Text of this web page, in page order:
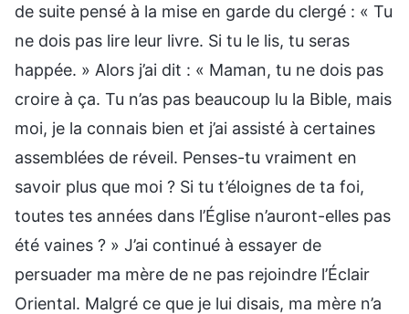
de suite pensé à la mise en garde du clergé : « Tu
ne dois pas lire leur livre. Si tu le lis, tu seras
happée. » Alors j’ai dit : « Maman, tu ne dois pas
croire à ça. Tu n’as pas beaucoup lu la Bible, mais
moi, je la connais bien et j’ai assisté à certaines
assemblées de réveil. Penses-tu vraiment en
savoir plus que moi ? Si tu t’éloignes de ta foi,
toutes tes années dans l’Église n’auront-elles pas
été vaines ? » J’ai continué à essayer de
persuader ma mère de ne pas rejoindre l’Éclair
Oriental. Malgré ce que je lui disais, ma mère n’a